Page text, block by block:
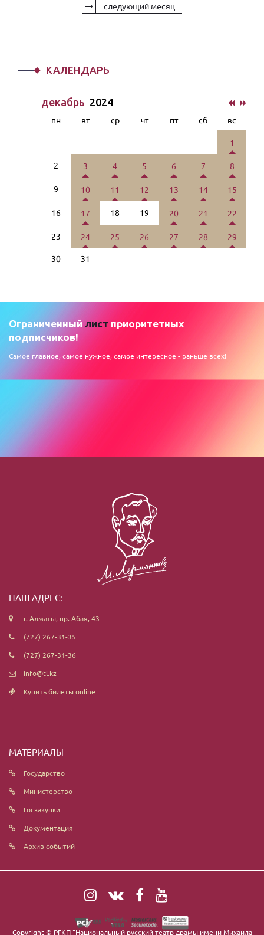
следующий месяц
КАЛЕНДАРЬ
декабрь 2024
пн вт ср чт пт сб вс
1
2 3 4 5 6 7 8
9 10 11 12 13 14 15
16 17 18 19 20 21 22
23 24 25 26 27 28 29
30 31
Ограниченный лист приоритетных
подписчиков!
Самое главное, самое нужное, самое интересное - раньше всех!
НАШ АДРЕС:
г. Алматы, пр. Абая, 43
(727) 267-31-35
(727) 267-31-36
info@tl.kz
Купить билеты online
МАТЕРИАЛЫ
Государство
Министерство
Госзакупки
Документация
Архив событий
Copyright © РГКП "Национальный русский театр драмы имени Михаила